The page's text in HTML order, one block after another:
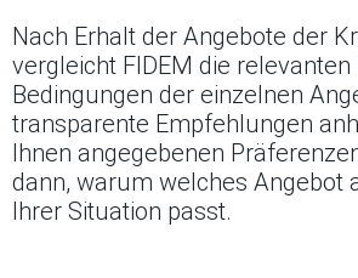
Nach Erhalt der Angebote der
vergleicht FIDEM die
Bedingungen der einzelnen
transparente Empfehlungen
Ihnen angegebenen
dann, warum welches Angebot
Ihrer Situation passt.